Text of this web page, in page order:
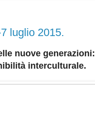
luglio 2015.
nuove generazioni:
interculturale.